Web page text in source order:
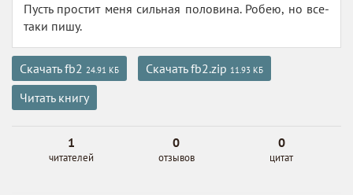
Пусть простит меня сильная половина. Робею, но все-
таки пишу.
Скачать fb2 24.91 КБ Скачать fb2.zip 11.93 КБ
Читать книгу
1
читателей
0
отзывов
0
цитат